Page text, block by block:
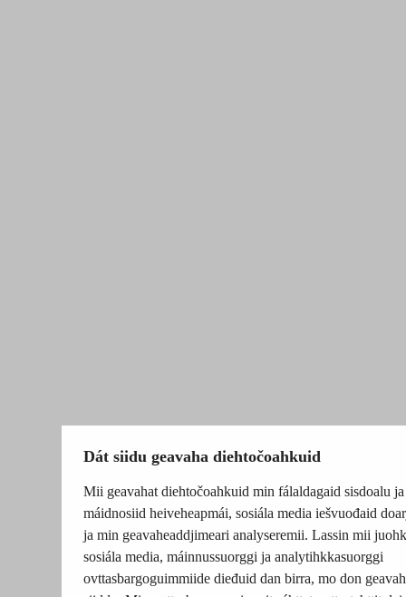
Dát siidu geavaha diehtočoahkuid
Mii geavahat diehtočoahkuid min fálaldagaid sisdoalu ja
máidnosiid heiveheapmái, sosiála media iešvuođaid
ja min geavaheaddjimeari analyseremii. Lassin mii
sosiála media, máinnussuorggi ja analytihkkasuorggi
ovttasbargoguimmiide dieđuid dan birra, mo don